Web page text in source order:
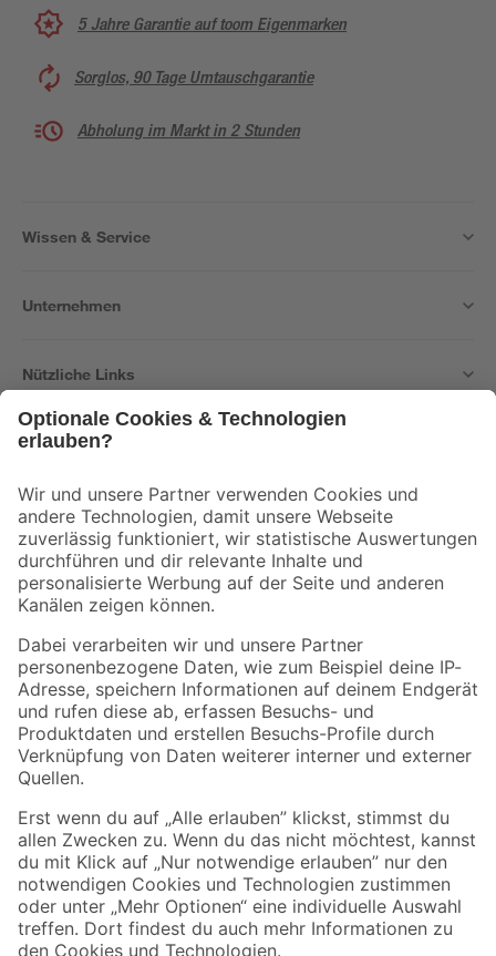
5 Jahre Garantie auf toom Eigenmarken
Sorglos, 90 Tage Umtauschgarantie
Abholung im Markt in 2 Stunden
Wissen & Service
Unternehmen
Nützliche Links
Der toom Newsletter: Keine Angebote und Aktionen mehr verpassen!
Zur Newsletter Anmeldung
Folge uns
Zahlungsarten Versandarten
Sicher einkaufen
Jetzt die toom-App herunterladen